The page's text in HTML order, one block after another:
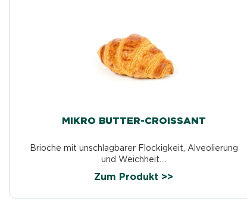
MIKRO BUTTER-CROISSANT
Brioche mit unschlagbarer Flockigkeit, Alveolierung
und Weichheit....
Zum Produkt >>